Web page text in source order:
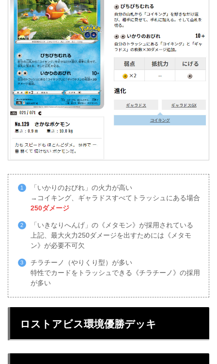
「いかりのおびれ」の火力が高い
→コイキング、ギャラドスすべてトラッシュにある場合
250ダメージ
「いきなりへんげ」の《メタモン》が採用されている
上記、最大火力250ダメージを出すためには《メタモ
ン》が必要不可欠
チラチーノ（やりくり型）が多い
特性でカードをトラッシュできる《チラチーノ》の採用
が多い
ロストアビス環境優勝デッキ